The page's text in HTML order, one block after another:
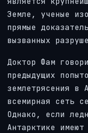
Земле, ученые
прямые
вызванных
Доктор Фам
предыдущих
землетрясения в
всемирная сеть
Однако, если
Антарктике